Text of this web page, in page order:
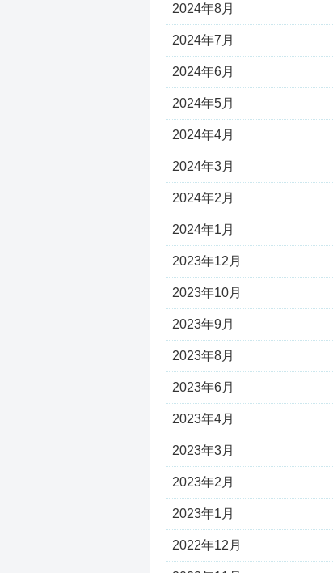
2024年8月
2024年7月
2024年6月
2024年5月
2024年4月
2024年3月
2024年2月
2024年1月
2023年12月
2023年10月
2023年9月
2023年8月
2023年6月
2023年4月
2023年3月
2023年2月
2023年1月
2022年12月